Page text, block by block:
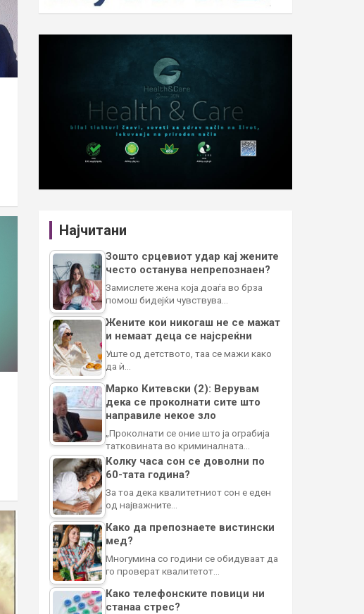
Најчитани
Зошто срцевиот удар кај жените
често останува непрепознаен?
Замислете жена која доаѓа во брза
помош бидејќи чувствува…
Жените кои никогаш не се мажат
и немаат деца се најсреќни
Уште од детството, таа се мажи како
да ѝ…
Марко Китевски (2): Верувам
дека се проколнати сите што
направиле некое зло
„Проколнати се оние што ја ограбија
татковината во криминалната…
Колку часа сон се доволни по
60-тата година?
За тоа дека квалитетниот сон е еден
од најважните…
Како да препознаете вистински
мед?
Многумина со години се обидуваат да
го проверат квалитетот…
Како телефонските повици ни
станаа стрес?